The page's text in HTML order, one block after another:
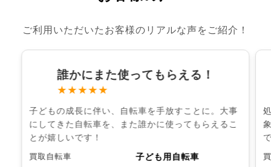
ご利用いただいたお客様のリアルな声をご紹介！
誰かにまた使ってもらえる！
★★★★★
子どもの成長に伴い、自転車を手放すことに。大事
にしてきた自転車を、また誰かに使ってもらえるこ
とが嬉しいです！
買取自転車 子ども用自転車